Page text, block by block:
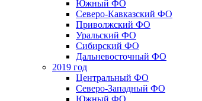
Южный ФО
Северо-Кавказский ФО
Приволжский ФО
Уральский ФО
Сибирский ФО
Дальневосточный ФО
2019 год
Центральный ФО
Северо-Западный ФО
Южный ФО